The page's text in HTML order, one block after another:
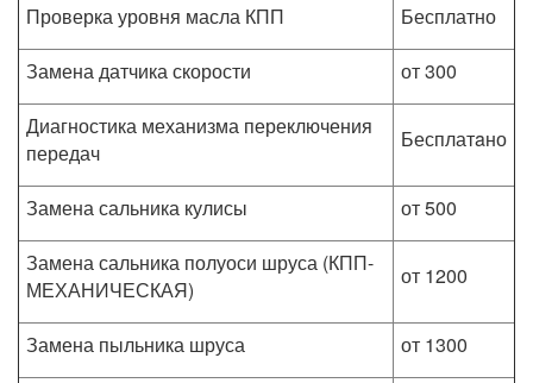
Проверка уровня масла КПП
Бесплатно
Замена датчика скорости
от 300
Диагностика механизма переключения
передач
Бесплатaно
Замена сальника кулисы
от 500
Замена сальника полуоси шруса (КПП-
МЕХАНИЧЕСКАЯ)
от 1200
Замена пыльника шруса
от 1300